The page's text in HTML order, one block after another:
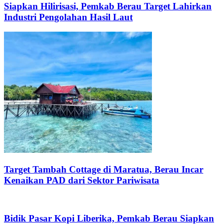
Siapkan Hilirisasi, Pemkab Berau Target Lahirkan
Industri Pengolahan Hasil Laut
Target Tambah Cottage di Maratua, Berau Incar
Kenaikan PAD dari Sektor Pariwisata
Bidik Pasar Kopi Liberika, Pemkab Berau Siapkan